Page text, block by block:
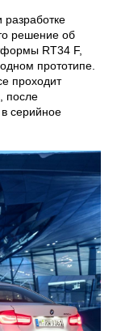
разработке
решение об
RT34 F,
прототипе.
проходит
после
серийное